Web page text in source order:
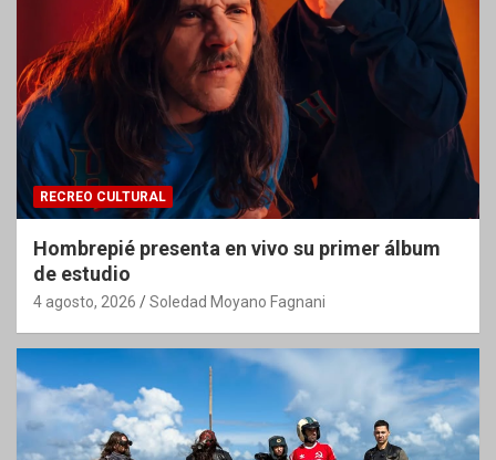
RECREO CULTURAL
Hombrepié presenta en vivo su primer álbum
de estudio
4 agosto, 2026 Soledad Moyano Fagnani